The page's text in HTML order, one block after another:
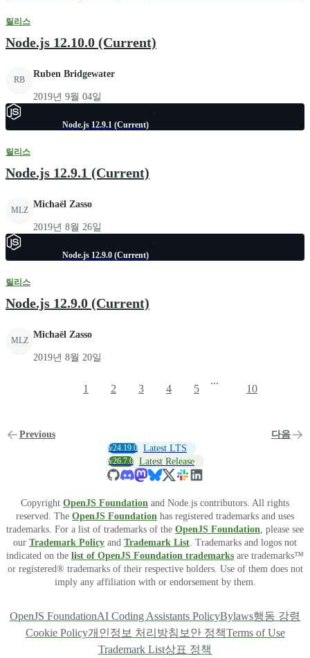
릴리스
Node.js 12.10.0 (Current)
RB
Ruben Bridgewater
2019년 9월 04일
Node.js 12.9.1 (Current)
릴리스
Node.js 12.9.1 (Current)
MLZ
Michaël Zasso
2019년 8월 26일
Node.js 12.9.0 (Current)
릴리스
Node.js 12.9.0 (Current)
MLZ
Michaël Zasso
2019년 8월 20일
Previous
1 2 3 4 5
...
10
다음
v24.19.0 Latest LTS
v26.7.0 Latest Release
Copyright OpenJS Foundation and Node.js contributors. All rights
reserved. The OpenJS Foundation has registered trademarks and uses
trademarks. For a list of trademarks of the OpenJS Foundation , please see
our Trademark Policy and Trademark List . Trademarks and logos not
indicated on the list of OpenJS Foundation trademarks are trademarks™
or registered® trademarks of their respective holders. Use of them does not
imply any affiliation with or endorsement by them.
OpenJS FoundationAI Coding Assistants PolicyBylaws행동 강령
Cookie Policy개인정보 처리방침 보안 정책Terms of Use
Trademark List상표 정책